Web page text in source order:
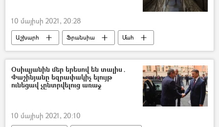
10 մայիսի 2021, 20:28
Աշխարհ Ֆրանսիա
Մահ
մարդասպան
Օսիպյանին մեր երեսով են տալիս․
Փաշինյանը եզրափակիչ ելույթ
ունեցավ չընտրվելուց առաջ
10 մայիսի 2021, 20:10